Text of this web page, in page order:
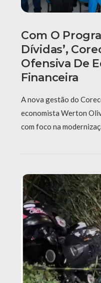
Com O
Dívidas’,
Ofensiva De
Financeira
A nova gestão do
economista Werton
com foco na